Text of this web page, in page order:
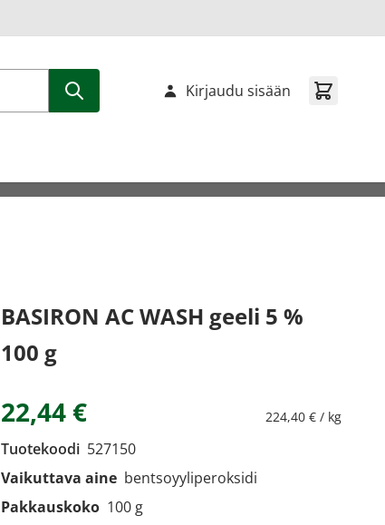
Kirjaudu sisään
BASIRON AC WASH geeli 5 %
100 g
22,44 € 224,40 € / kg
Tuotekoodi 527150
Vaikuttava aine bentsoyyliperoksidi
Pakkauskoko 100 g